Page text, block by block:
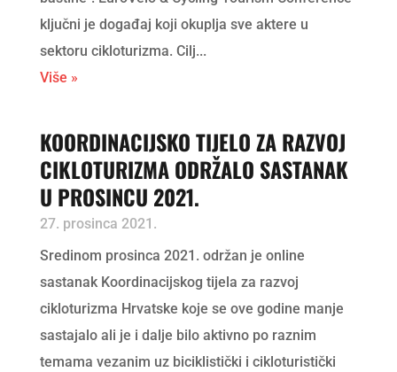
ključni je događaj koji okuplja sve aktere u
sektoru cikloturizma. Cilj...
Više »
KOORDINACIJSKO TIJELO ZA RAZVOJ
CIKLOTURIZMA ODRŽALO SASTANAK
U PROSINCU 2021.
27. prosinca 2021.
Sredinom prosinca 2021. održan je online
sastanak Koordinacijskog tijela za razvoj
cikloturizma Hrvatske koje se ove godine manje
sastajalo ali je i dalje bilo aktivno po raznim
temama vezanim uz biciklistički i cikloturistički